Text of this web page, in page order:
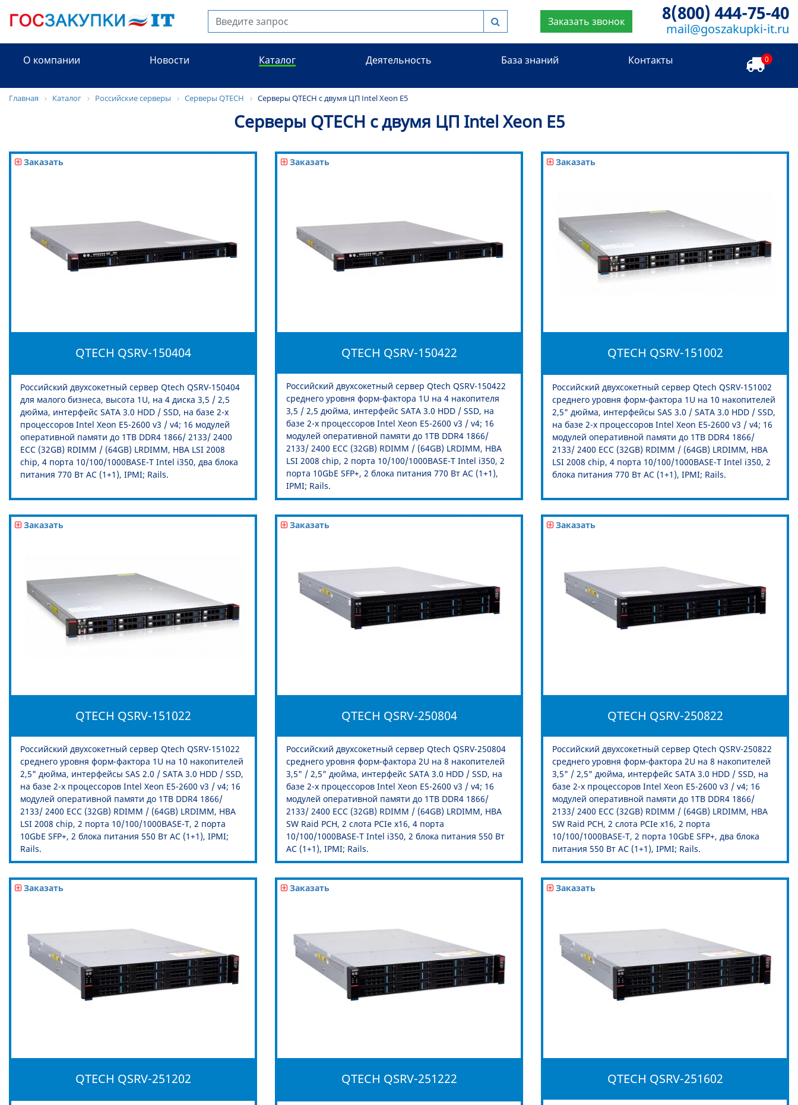
Заказать звонок 8(800) 444-75-40
mail@goszakupki-it.ru
0
О компании Новости Каталог Деятельность База знаний Контакты
Главная Каталог Российские серверы Серверы QTECH Серверы QTECH с двумя ЦП Intel Xeon E5
Серверы QTECH с двумя ЦП Intel Xeon E5
Заказать
QTECH QSRV-150404
Российский двухсокетный сервер Qtech QSRV-150404
для малого бизнеса, высота 1U, на 4 диска 3,5 / 2,5
дюйма, интерфейс SATA 3.0 HDD / SSD, на базе 2-х
процессоров Intel Xeon E5-2600 v3 / v4; 16 модулей
оперативной памяти до 1TB DDR4 1866/ 2133/ 2400
ECC (32GB) RDIMM / (64GB) LRDIMM, HBA LSI 2008
chip, 4 порта 10/100/1000BASE-T Intel i350, два блока
питания 770 Вт AC (1+1), IPMI; Rails.
Заказать
QTECH QSRV-150422
Российский двухсокетный сервер Qtech QSRV-150422
среднего уровня форм-фактора 1U на 4 накопителя
3,5 / 2,5 дюйма, интерфейс SATA 3.0 HDD / SSD, на
базе 2-х процессоров Intel Xeon E5-2600 v3 / v4; 16
модулей оперативной памяти до 1TB DDR4 1866/
2133/ 2400 ECC (32GB) RDIMM / (64GB) LRDIMM, HBA
LSI 2008 chip, 2 порта 10/100/1000BASE-T Intel i350, 2
порта 10GbE SFP+, 2 блока питания 770 Вт AC (1+1),
IPMI; Rails.
Заказать
QTECH QSRV-151002
Российский двухсокетный сервер Qtech QSRV-151002
среднего уровня форм-фактора 1U на 10 накопителей
2,5" дюйма, интерфейсы SAS 3.0 / SATA 3.0 HDD / SSD,
на базе 2-х процессоров Intel Xeon E5-2600 v3 / v4; 16
модулей оперативной памяти до 1TB DDR4 1866/
2133/ 2400 ECC (32GB) RDIMM / (64GB) LRDIMM, HBA
LSI 2008 chip, 4 порта 10/100/1000BASE-T Intel i350, 2
блока питания 770 Вт AC (1+1), IPMI; Rails.
Заказать
QTECH QSRV-151022
Российский двухсокетный сервер Qtech QSRV-151022
среднего уровня форм-фактора 1U на 10 накопителей
2,5" дюйма, интерфейсы SAS 2.0 / SATA 3.0 HDD / SSD,
на базе 2-х процессоров Intel Xeon E5-2600 v3 / v4; 16
модулей оперативной памяти до 1TB DDR4 1866/
2133/ 2400 ECC (32GB) RDIMM / (64GB) LRDIMM, HBA
LSI 2008 chip, 2 порта 10/100/1000BASE-T, 2 порта
10GbE SFP+, 2 блока питания 550 Вт AC (1+1), IPMI;
Rails.
Заказать
QTECH QSRV-250804
Российский двухсокетный сервер Qtech QSRV-250804
среднего уровня форм-фактора 2U на 8 накопителей
3,5" / 2,5" дюйма, интерфейс SATA 3.0 HDD / SSD, на
базе 2-х процессоров Intel Xeon E5-2600 v3 / v4; 16
модулей оперативной памяти до 1TB DDR4 1866/
2133/ 2400 ECC (32GB) RDIMM / (64GB) LRDIMM, HBA
SW Raid PCH, 2 слота PCIe x16, 4 порта
10/100/1000BASE-T Intel i350, 2 блока питания 550 Вт
AC (1+1), IPMI; Rails.
Заказать
QTECH QSRV-250822
Российский двухсокетный сервер Qtech QSRV-250822
среднего уровня форм-фактора 2U на 8 накопителей
3,5" / 2,5" дюйма, интерфейс SATA 3.0 HDD / SSD, на
базе 2-х процессоров Intel Xeon E5-2600 v3 / v4; 16
модулей оперативной памяти до 1TB DDR4 1866/
2133/ 2400 ECC (32GB) RDIMM / (64GB) LRDIMM, HBA
SW Raid PCH, 2 слота PCIe x16, 2 порта
10/100/1000BASE-T, 2 порта 10GbE SFP+, два блока
питания 550 Вт AC (1+1), IPMI; Rails.
Заказать
QTECH QSRV-251202
Заказать
QTECH QSRV-251222
Заказать
QTECH QSRV-251602